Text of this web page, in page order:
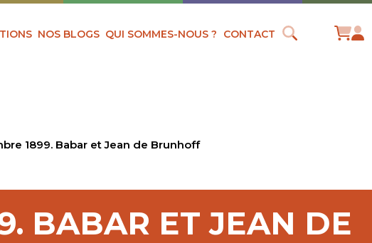
NOS BLOGS QUI SOMMES-NOUS ? CONTACT
1899. Babar et Jean de Brunhoff
BABAR ET JEAN DE